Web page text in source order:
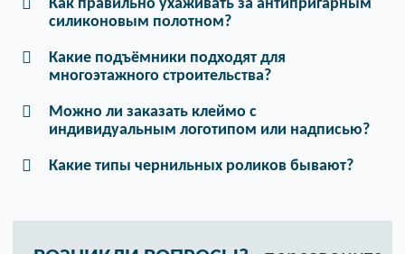
Как правильно ухаживать за антипригарным
силиконовым полотном?
Какие подъёмники подходят для
многоэтажного строительства?
Можно ли заказать клеймо с
индивидуальным логотипом или надписью?
Какие типы чернильных роликов бывают?